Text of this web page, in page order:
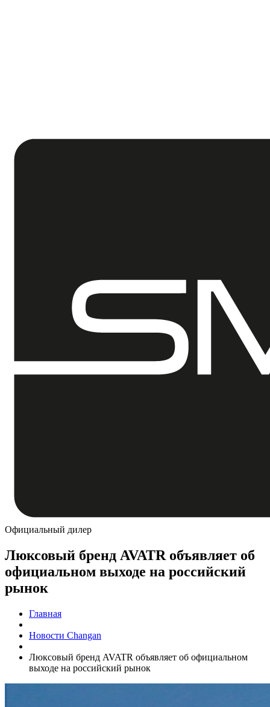
Официальный дилер
Люксовый бренд AVATR объявляет об
официальном выходе на российский
рынок
Главная
Новости Changan
Люксовый бренд AVATR объявляет об официальном
выходе на российский рынок